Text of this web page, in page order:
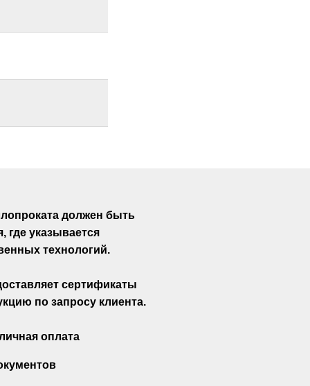
должен быть
где указывается
технологий.
сертификаты
по запросу клиента.
оплата